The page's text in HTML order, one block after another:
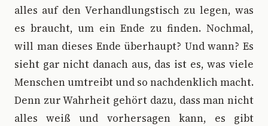
alles auf den Verhandlungstisch zu legen, was
es braucht, um ein Ende zu finden. Nochmal,
will man dieses Ende überhaupt? Und wann? Es
sieht gar nicht danach aus, das ist es, was viele
Menschen umtreibt und so nachdenklich macht.
Denn zur Wahrheit gehört dazu, dass man nicht
alles weiß und vorhersagen kann, es gibt